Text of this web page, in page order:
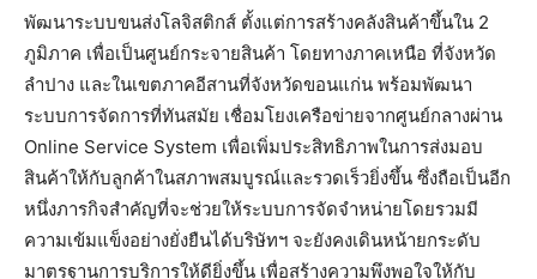
พัฒนาระบบขนส่งโลจิสติกส์ ตั้งแต่การสร้างคลังสินค้าขึ้นใน 2
ภูมิภาค เพื่อเป็นศูนย์กระจายสินค้า โดยทางภาคเหนือ ที่จังหวัด
ลำปาง และในเขตภาคอีสานที่จังหวัดขอนแก่น พร้อมพัฒนา
ระบบการจัดการที่ทันสมัย เชื่อมโยงเครือข่ายจากศูนย์กลางผ่าน
Online Service System เพื่อเพิ่มประสิทธิภาพในการส่งมอบ
สินค้าให้กับลูกค้าในสภาพสมบูรณ์และรวดเร็วยิ่งขึ้น ซึ่งถือเป็นอีก
หนึ่งภารกิจสำคัญที่จะช่วยให้ระบบการจัดจำหน่ายโดยรวมมี
ความเข้มแข็งอย่างยั่งยืนได้บริษัทฯ จะยังคงเดินหน้ายกระดับ
มาตรฐานการบริการให้ดียิ่งขึ้น เพื่อสร้างความพึงพอใจให้กับ